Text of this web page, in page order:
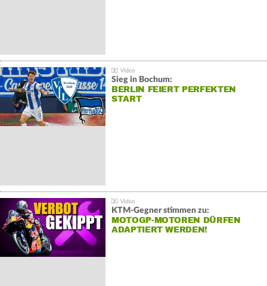
Sieg in Bochum:
BERLIN FEIERT PERFEKTEN
START
KTM-Gegner stimmen zu:
MOTOGP-MOTOREN DÜRFEN
ADAPTIERT WERDEN!